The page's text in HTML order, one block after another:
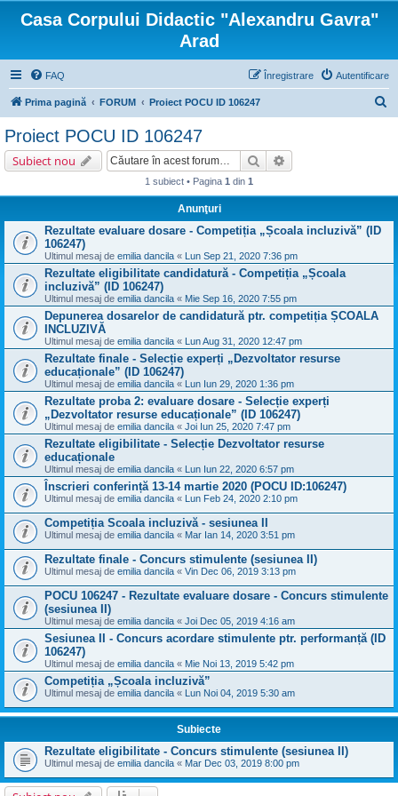
Casa Corpului Didactic "Alexandru Gavra"
Arad
FAQ Autentificare
Înregistrare
Prima pagină FORUM Proiect POCU ID 106247
Proiect POCU ID 106247
Subiect nou Căutare
1 subiect • Pagina 1 din 1
Anunţuri
Rezultate evaluare dosare - Competiția „Școala incluzivă” (ID
106247)
Ultimul mesaj de emilia dancila « Lun Sep 21, 2020 7:36 pm
Rezultate eligibilitate candidatură - Competiția „Școala
incluzivă” (ID 106247)
Ultimul mesaj de emilia dancila « Mie Sep 16, 2020 7:55 pm
Depunerea dosarelor de candidatură ptr. competiția ȘCOALA
INCLUZIVĂ
Ultimul mesaj de emilia dancila « Lun Aug 31, 2020 12:47 pm
Rezultate finale - Selecție experți „Dezvoltator resurse
educaționale” (ID 106247)
Ultimul mesaj de emilia dancila « Lun Iun 29, 2020 1:36 pm
Rezultate proba 2: evaluare dosare - Selecție experți
„Dezvoltator resurse educaționale” (ID 106247)
Ultimul mesaj de emilia dancila « Joi Iun 25, 2020 7:47 pm
Rezultate eligibilitate - Selecție Dezvoltator resurse
educaționale
Ultimul mesaj de emilia dancila « Lun Iun 22, 2020 6:57 pm
Înscrieri conferință 13-14 martie 2020 (POCU ID:106247)
Ultimul mesaj de emilia dancila « Lun Feb 24, 2020 2:10 pm
Competiția Scoala incluzivă - sesiunea II
Ultimul mesaj de emilia dancila « Mar Ian 14, 2020 3:51 pm
Rezultate finale - Concurs stimulente (sesiunea II)
Ultimul mesaj de emilia dancila « Vin Dec 06, 2019 3:13 pm
POCU 106247 - Rezultate evaluare dosare - Concurs stimulente
(sesiunea II)
Ultimul mesaj de emilia dancila « Joi Dec 05, 2019 4:16 am
Sesiunea II - Concurs acordare stimulente ptr. performanță (ID
106247)
Ultimul mesaj de emilia dancila « Mie Noi 13, 2019 5:42 pm
Competiția „Școala incluzivă”
Ultimul mesaj de emilia dancila « Lun Noi 04, 2019 5:30 am
Subiecte
Rezultate eligibilitate - Concurs stimulente (sesiunea II)
Ultimul mesaj de emilia dancila « Mar Dec 03, 2019 8:00 pm